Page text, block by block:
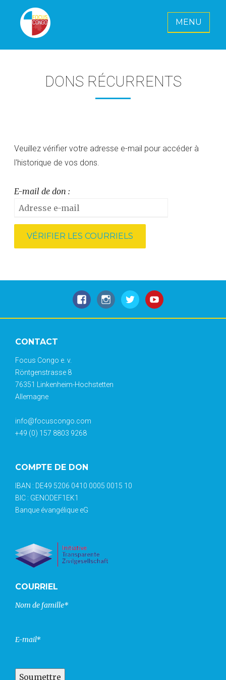
FOCUS CONGO E. V.
Ensemble pour un avenir radieux pour
MENU
DONS RÉCURRENTS
Veuillez vérifier votre adresse e-mail pour accéder à
l'historique de vos dons.
E-mail de don :
CONTACT
Focus Congo e. v.
Röntgenstrasse 8
76351 Linkenheim-Hochstetten
Allemagne
info@focuscongo.com
+49 (0) 157 8803 9268
COMPTE DE DON
IBAN : DE49 5206 0410 0005 0015 10
BIC : GENODEF1EK1
Banque évangélique eG
COURRIEL
Nom de famille*
E-mail*